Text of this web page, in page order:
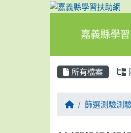
嘉義縣學
所有檔案
回首頁篩選測驗測